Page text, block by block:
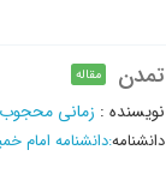
تمدن مقاله
نویسنده : زمانی
دانشنامه:دانشنامه امام